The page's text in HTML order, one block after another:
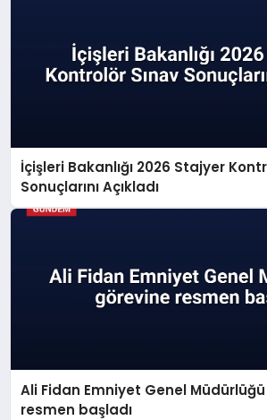
İçişleri Bakanlığı 2026 Stajyer
Sonuçlarını Açıkladı
Ali Fidan Emniyet Genel
resmen başladı